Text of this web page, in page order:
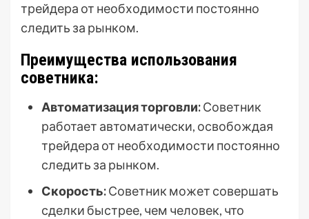
трейдера от необходимости постоянно
следить за рынком.
Преимущества использования
советника:
Автоматизация торговли:Советник
работает автоматически, освобождая
трейдера от необходимости постоянно
следить за рынком.
Скорость:Советник может совершать
сделки быстрее, чем человек, что